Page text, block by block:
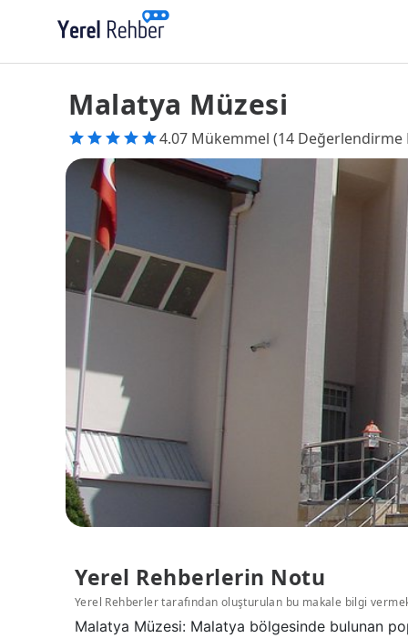
Malatya Müzesi
4.07 Mükemmel (14 Değerlendirme
Yerel Rehberlerin Notu
Yerel Rehberler tarafından oluşturulan bu makale bilgi
Malatya Müzesi: Malatya bölgesinde bulunan